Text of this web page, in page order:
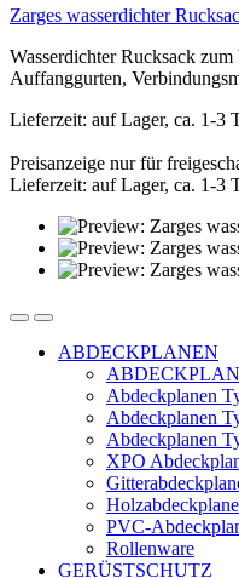
Zarges wasserdichter
Wasserdichter Rucksack
Auffanggurten,
Lieferzeit: auf Lager, ca. 1-3
Preisanzeige nur für
Lieferzeit: auf Lager, ca. 1-3
ABDECKPLANEN
Abdeckplanen
Abdeckplanen
Abdeckplanen
XPO
PVC-
Rollenware
GERÜSTSCHUTZ